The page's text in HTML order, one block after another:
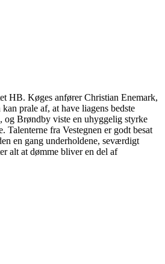
HB. Køges anfører Christian Enemark,
prale af, at have liagens bedste
og Brøndby viste en uhyggelig styrke
fra Vestegnen er godt besat
en gang underholdene, seværdigt
alt at dømme bliver en del af